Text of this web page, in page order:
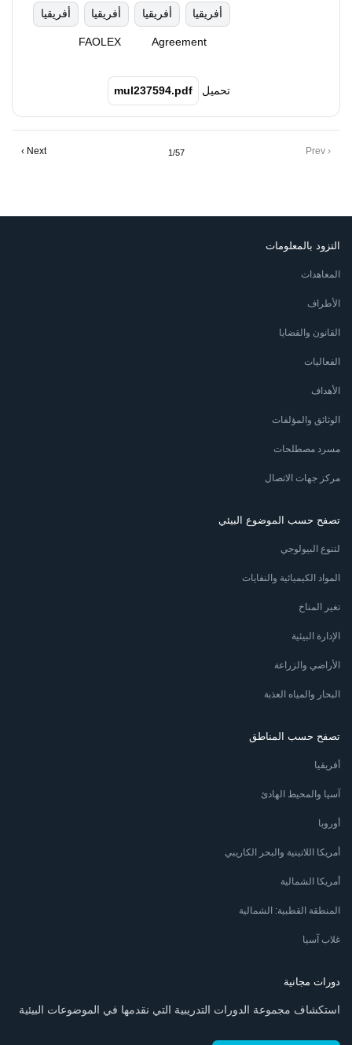
أفريقيا أفريقيا أفريقيا أفريقيا
Agreement
FAOLEX
تحميل mul237594.pdf
Previous‹ Prev
1/57
Next
Next ›
التزود بالمعلومات
المعاهدات
الأطراف
القانون والقضايا
الفعاليات
الأهداف
الوثائق والمؤلفات
مسرد مصطلحات
مركز جهات الاتصال
تصفح حسب الموضوع البيئي
لتنوع البيولوجي
المواد الكيميائية والنفايات
تغير المناخ
الإدارة البيئية
الأراضي والزراعة
البحار والمياه العذبة
تصفح حسب المناطق
أفريقيا
آسيا والمحيط الهادئ
أوروبا
أمريكا اللاتينية والبحر الكاريبي
أمريكا الشمالية
المنطقة القطبية: الشمالية
غلاب آسيا
دورات مجانية
استكشاف مجموعة الدورات التدريبية التي نقدمها في الموضوعات البيئية